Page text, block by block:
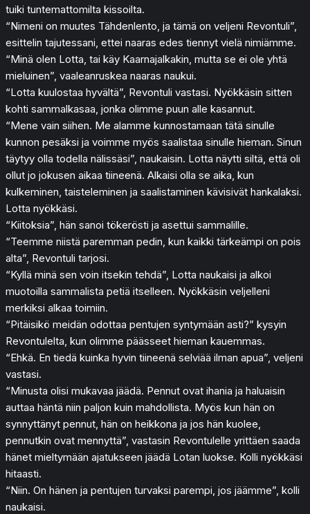
tuiki tuntemattomilta kissoilta.
“Nimeni on muutes Tähdenlento, ja tämä on veljeni Revontuli”,
esittelin tajutessani, ettei naaras edes tiennyt vielä nimiämme.
“Minä olen Lotta, tai käy Kaarnajalkakin, mutta se ei ole yhtä
mieluinen”, vaaleanruskea naaras naukui.
“Lotta kuulostaa hyvältä”, Revontuli vastasi. Nyökkäsin sitten
kohti sammalkasaa, jonka olimme puun alle kasannut.
“Mene vain siihen. Me alamme kunnostamaan tätä sinulle
kunnon pesäksi ja voimme myös saalistaa sinulle hieman. Sinun
täytyy olla todella nälissäsi”, naukaisin. Lotta näytti siltä, että oli
ollut jo jokusen aikaa tiineenä. Alkaisi olla se aika, kun
kulkeminen, taisteleminen ja saalistaminen kävisivät hankalaksi.
Lotta nyökkäsi.
“Kiitoksia”, hän sanoi tökerösti ja asettui sammalille.
“Teemme niistä paremman pedin, kun kaikki tärkeämpi on pois
alta”, Revontuli tarjosi.
“Kyllä minä sen voin itsekin tehdä”, Lotta naukaisi ja alkoi
muotoilla sammalista petiä itselleen. Nyökkäsin veljelleni
merkiksi alkaa toimiin.
“Pitäisikö meidän odottaa pentujen syntymään asti?” kysyin
Revontulelta, kun olimme päässeet hieman kauemmas.
“Ehkä. En tiedä kuinka hyvin tiineenä selviää ilman apua”, veljeni
vastasi.
“Minusta olisi mukavaa jäädä. Pennut ovat ihania ja haluaisin
auttaa häntä niin paljon kuin mahdollista. Myös kun hän on
synnyttänyt pennut, hän on heikkona ja jos hän kuolee,
pennutkin ovat mennyttä”, vastasin Revontulelle yrittäen saada
hänet mieltymään ajatukseen jäädä Lotan luokse. Kolli nyökkäsi
hitaasti.
“Niin. On hänen ja pentujen turvaksi parempi, jos jäämme”, kolli
naukaisi.